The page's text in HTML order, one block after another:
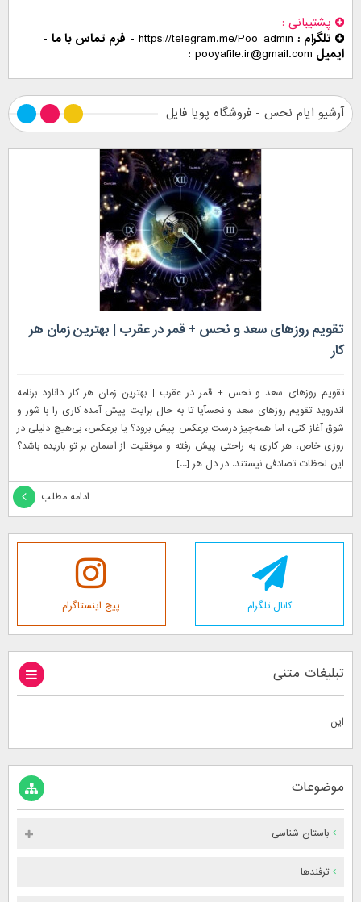
پشتیبانی
تلگرام : https://telegram.me/Poo_admin
- فرم تماس با ما -
ایمیل pooyafile.ir@gmail.com
آرشیو ایام نحس - فروشگاه پویا فایل
تقویم روزهای سعد و نحس + قمر در عقرب | بهترین زمان هر
کار
تقویم روزهای سعد و نحس + قمر در عقرب | بهترین زمان هر کار دانلود برنامه
اندروید تقویم روزهای سعد و نحسآیا تا به حال برایت پیش آمده کاری را با شور و
شوق آغاز کنی، اما همه‌چیز درست برعکس پیش برود؟ یا برعکس، بی‌هیچ دلیلی در
روزی خاص، هر کاری به راحتی پیش رفته و موفقیت از آسمان بر تو باریده باشد؟
این لحظات تصادفی نیستند. در دل هر [...]
ادامه مطلب
کانال تلگرام پیج اینستاگرام
تبلیغات متنی
این
موضوعات
باستان شناسی
ترفندها